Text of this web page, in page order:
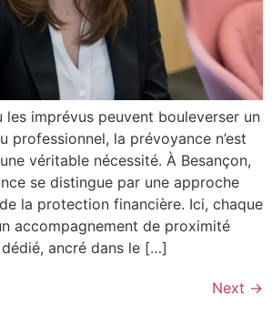
les imprévus peuvent bouleverser un
professionnel, la prévoyance n’est
véritable nécessité. À Besançon,
se distingue par une approche
la protection financière. Ici, chaque
accompagnement de proximité
ancré dans le […]
Next →